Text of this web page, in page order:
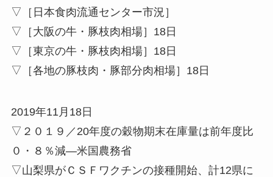
▽［日本食肉流通センター市況］
▽［大阪の牛・豚枝肉相場］18日
▽［東京の牛・豚枝肉相場］18日
▽［各地の豚枝肉・豚部分肉相場］18日
2019年11月18日
▽２０１９／20年度の穀物期末在庫量は前年度比
０・８％減—米国農務省
▽山梨県がＣＳＦワクチンの接種開始、計12県に